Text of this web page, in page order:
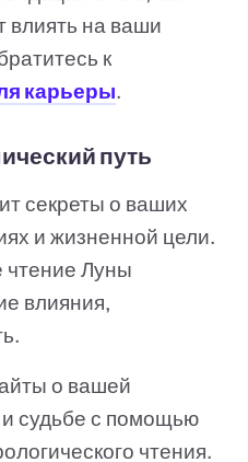
влиять на ваши
к
карьеры.
путь
секреты о ваших
и жизненной цели.
чтение Луны
влияния,
о вашей
судьбе с помощью
чтения.